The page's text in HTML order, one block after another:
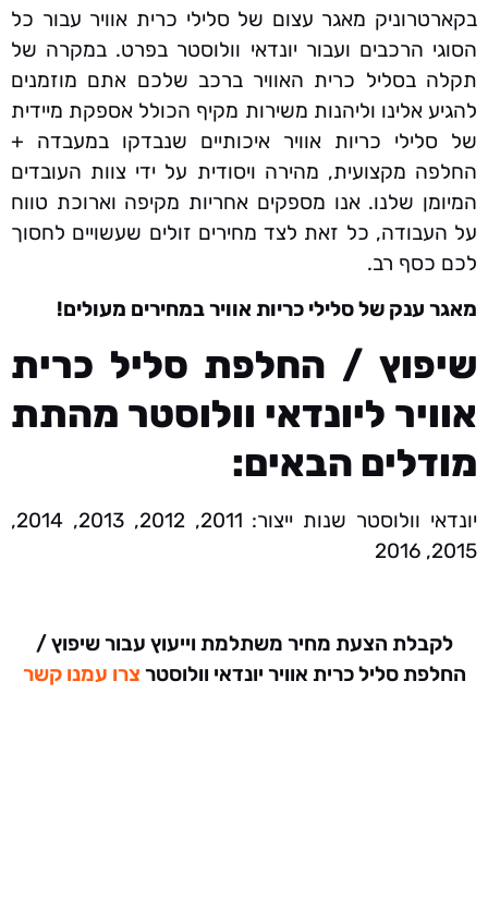
בקארטרוניק מאגר עצום של סלילי כרית אוויר עבור כל
הסוגי הרכבים ועבור יונדאי וולוסטר בפרט. במקרה של
תקלה בסליל כרית האוויר ברכב שלכם אתם מוזמנים
להגיע אלינו וליהנות משירות מקיף הכולל אספקת מיידית
של סלילי כריות אוויר איכותיים שנבדקו במעבדה +
החלפה מקצועית, מהירה ויסודית על ידי צוות העובדים
המיומן שלנו. אנו מספקים אחריות מקיפה וארוכת טווח
על העבודה, כל זאת לצד מחירים זולים שעשויים לחסוך
לכם כסף רב.
מאגר ענק של סלילי כריות אוויר במחירים מעולים!
שיפוץ / החלפת סליל כרית
אוויר ליונדאי וולוסטר מהתת
מודלים הבאים:
יונדאי וולוסטר שנות ייצור: 2011, 2012, 2013, 2014,
2015, 2016
לקבלת הצעת מחיר משתלמת וייעוץ עבור שיפוץ /
החלפת סליל כרית אוויר יונדאי וולוסטר צרו עמנו קשר